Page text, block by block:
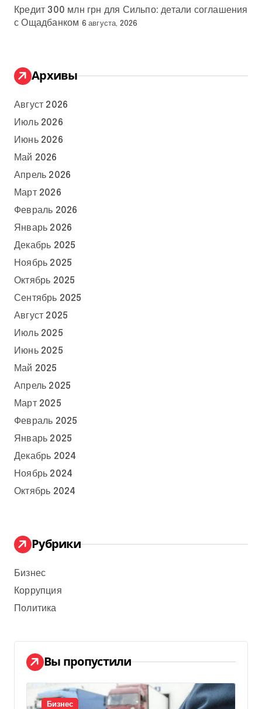
Кредит 300 млн грн для Сильпо: детали соглашения
с Ощадбанком 6 августа, 2026
Архивы
Август 2026
Июль 2026
Июнь 2026
Май 2026
Апрель 2026
Март 2026
Февраль 2026
Январь 2026
Декабрь 2025
Ноябрь 2025
Октябрь 2025
Сентябрь 2025
Август 2025
Июль 2025
Июнь 2025
Май 2025
Апрель 2025
Март 2025
Февраль 2025
Январь 2025
Декабрь 2024
Ноябрь 2024
Октябрь 2024
Рубрики
Бизнес
Коррупция
Политика
Вы пропустили
Бизнес